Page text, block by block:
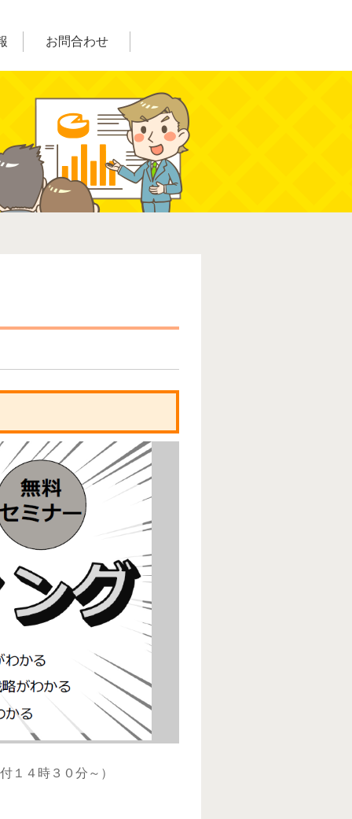
お問合わせ
１４時３０分～）